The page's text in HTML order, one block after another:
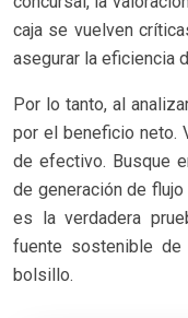
caja se vuelven
asegurar la eficiencia
Por lo tanto, al
por el beneficio neto.
de efectivo. Busque
de generación de
es la verdadera
fuente sostenible
bolsillo.